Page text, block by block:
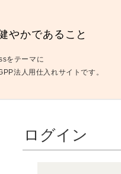
やかであること
をテーマに
法人用仕入れサイトです。
ログイン